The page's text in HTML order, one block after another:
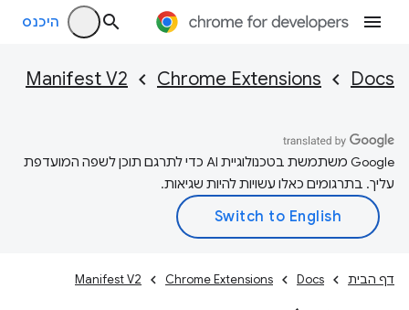
היכנס
Docs
Chrome Extensions
Manifest V2
‫Google משתמשת בטכנולוגיית AI כדי לתרגם תוכן לשפה המועדפת
עליך. בתרגומים כאלו עשויות להיות שגיאות.
דף הבית Docs
Chrome Extensions
Manifest V2